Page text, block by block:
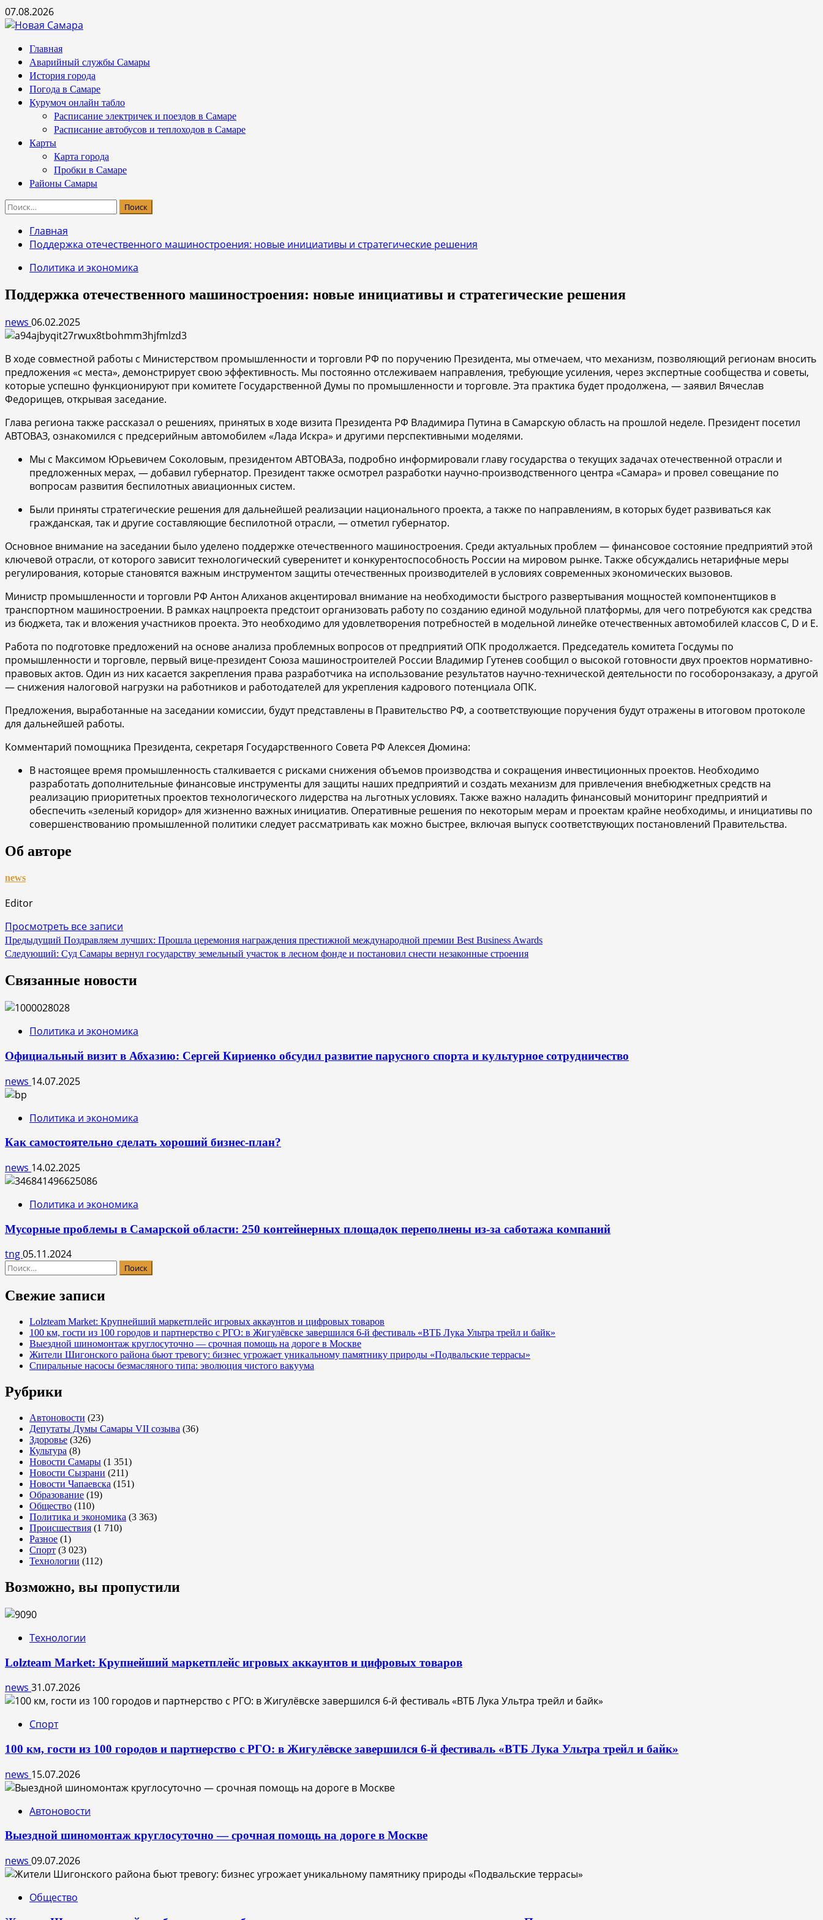
Перейти
к
07.08.2026
Основное
меню
Главная
Аварийный службы Самары
История города
Погода в Самаре
Курумоч онлайн табло
Расписание электричек и поездов в Самаре
Расписание автобусов и теплоходов в Самаре
Карты
Карта города
Пробки в Самаре
Районы Самары
Найти:
Главная
Поддержка отечественного машиностроения: новые инициативы и стратегические решения
Политика и экономика
Поддержка отечественного машиностроения: новые инициативы и стратегические решения
news 06.02.2025
В ходе совместной работы с Министерством промышленности и торговли РФ по поручению Президента, мы отмечаем, что механизм, позволяющий регионам вносить
предложения «с места», демонстрирует свою эффективность. Мы постоянно отслеживаем направления, требующие усиления, через экспертные сообщества и советы,
которые успешно функционируют при комитете Государственной Думы по промышленности и торговле. Эта практика будет продолжена, — заявил Вячеслав
Федорищев, открывая заседание.
Глава региона также рассказал о решениях, принятых в ходе визита Президента РФ Владимира Путина в Самарскую область на прошлой неделе. Президент посетил
АВТОВАЗ, ознакомился с предсерийным автомобилем «Лада Искра» и другими перспективными моделями.
Мы с Максимом Юрьевичем Соколовым, президентом АВТОВАЗа, подробно информировали главу государства о текущих задачах отечественной отрасли и
предложенных мерах, — добавил губернатор. Президент также осмотрел разработки научно-производственного центра «Самара» и провел совещание по
вопросам развития беспилотных авиационных систем.
Были приняты стратегические решения для дальнейшей реализации национального проекта, а также по направлениям, в которых будет развиваться как
гражданская, так и другие составляющие беспилотной отрасли, — отметил губернатор.
Основное внимание на заседании было уделено поддержке отечественного машиностроения. Среди актуальных проблем — финансовое состояние предприятий этой
ключевой отрасли, от которого зависит технологический суверенитет и конкурентоспособность России на мировом рынке. Также обсуждались нетарифные меры
регулирования, которые становятся важным инструментом защиты отечественных производителей в условиях современных экономических вызовов.
Министр промышленности и торговли РФ Антон Алиханов акцентировал внимание на необходимости быстрого развертывания мощностей компонентщиков в
транспортном машиностроении. В рамках нацпроекта предстоит организовать работу по созданию единой модульной платформы, для чего потребуются как средства
из бюджета, так и вложения участников проекта. Это необходимо для удовлетворения потребностей в модельной линейке отечественных автомобилей классов C, D и E.
Работа по подготовке предложений на основе анализа проблемных вопросов от предприятий ОПК продолжается. Председатель комитета Госдумы по
промышленности и торговле, первый вице-президент Союза машиностроителей России Владимир Гутенев сообщил о высокой готовности двух проектов нормативно-
правовых актов. Один из них касается закрепления права разработчика на использование результатов научно-технической деятельности по гособоронзаказу, а другой
— снижения налоговой нагрузки на работников и работодателей для укрепления кадрового потенциала ОПК.
Предложения, выработанные на заседании комиссии, будут представлены в Правительство РФ, а соответствующие поручения будут отражены в итоговом протоколе
для дальнейшей работы.
Комментарий помощника Президента, секретаря Государственного Совета РФ Алексея Дюмина:
В настоящее время промышленность сталкивается с рисками снижения объемов производства и сокращения инвестиционных проектов. Необходимо
разработать дополнительные финансовые инструменты для защиты наших предприятий и создать механизм для привлечения внебюджетных средств на
реализацию приоритетных проектов технологического лидерства на льготных условиях. Также важно наладить финансовый мониторинг предприятий и
обеспечить «зеленый коридор» для жизненно важных инициатив. Оперативные решения по некоторым мерам и проектам крайне необходимы, и инициативы по
совершенствованию промышленной политики следует рассматривать как можно быстрее, включая выпуск соответствующих постановлений Правительства.
Об авторе
news
Editor
Просмотреть все записи
Навигация
по
записям
Предыдущий Поздравляем лучших: Прошла церемония награждения престижной международной премии Best Business Awards
Следующий: Суд Самары вернул государству земельный участок в лесном фонде и постановил снести незаконные строения
Связанные новости
Политика и экономика
Официальный визит в Абхазию: Сергей Кириенко обсудил развитие парусного спорта и культурное сотрудничество
news 14.07.2025
Политика и экономика
Как самостоятельно сделать хороший бизнес-план?
news 14.02.2025
Политика и экономика
Мусорные проблемы в Самарской области: 250 контейнерных площадок переполнены из-за саботажа компаний
tng05.11.2024
Найти:
Свежие записи
Lolzteam Market: Крупнейший маркетплейс игровых аккаунтов и цифровых товаров
100 км, гости из 100 городов и партнерство с РГО: в Жигулёвске завершился 6-й фестиваль «ВТБ Лука Ультра трейл и байк»
Выездной шиномонтаж круглосуточно — срочная помощь на дороге в Москве
Жители Шигонского района бьют тревогу: бизнес угрожает уникальному памятнику природы «Подвальские террасы»
Спиральные насосы безмасляного типа: эволюция чистого вакуума
Рубрики
Автоновости (23)
Депутаты Думы Самары VII созыва (36)
Здоровье (326)
Культура (8)
Новости Самары (1 351)
Новости Сызрани (211)
Новости Чапаевска (151)
Образование (19)
Общество (110)
Политика и экономика (3 363)
Происшествия (1 710)
Разное (1)
Спорт (3 023)
Технологии (112)
Возможно, вы пропустили
Технологии
Lolzteam Market: Крупнейший маркетплейс игровых аккаунтов и цифровых товаров
news 31.07.2026
Спорт
100 км, гости из 100 городов и партнерство с РГО: в Жигулёвске завершился 6-й фестиваль «ВТБ Лука Ультра трейл и байк»
news 15.07.2026
Автоновости
Выездной шиномонтаж круглосуточно — срочная помощь на дороге в Москве
news 09.07.2026
Общество